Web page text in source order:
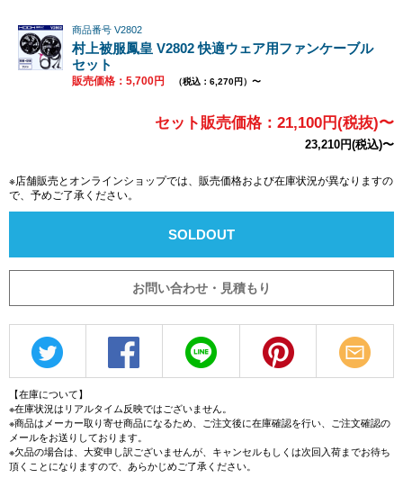
商品番号 V2802
村上被服鳳皇 V2802 快適ウェア用ファンケーブル
セット
販売価格：5,700円 （税込：6,270円）〜
セット販売価格：21,100円(税抜)〜
23,210円(税込)〜
※店舗販売とオンラインショップでは、販売価格および在庫状況が異なりますの
で、予めご了承ください。
SOLDOUT
お問い合わせ・見積もり
【在庫について】
※在庫状況はリアルタイム反映ではございません。
※商品はメーカー取り寄せ商品になるため、ご注文後に在庫確認を行い、ご注文確認の
メールをお送りしております。
※欠品の場合は、大変申し訳ございませんが、キャンセルもしくは次回入荷までお待ち
頂くことになりますので、あらかじめご了承ください。